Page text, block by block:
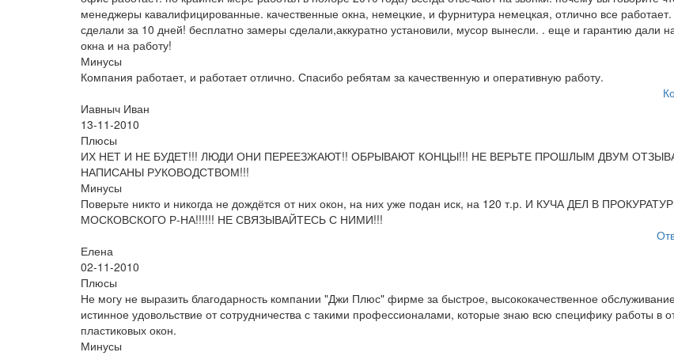
менеджеры кавалифицированные. качественные окна, немецкие, и фурнитура немецкая, отлично все
сделали за 10 дней! бесплатно замеры сделали,аккуратно установили, мусор вынесли. . еще и гарантию дали
окна и на работу!
Минусы
Компания работает, и работает отлично. Спасибо ребятам за качественную и оперативную работу.
Иавныч Иван
13-11-2010
Плюсы
ИХ НЕТ И НЕ БУДЕТ!!! ЛЮДИ ОНИ ПЕРЕЕЗЖАЮТ!! ОБРЫВАЮТ КОНЦЫ!!! НЕ ВЕРЬТЕ ПРОШЛЫМ ДВУМ
НАПИСАНЫ РУКОВОДСТВОМ!!!
Минусы
Поверьте никто и никогда не дождётся от них окон, на них уже подан иск, на 120 т.р. И КУЧА ДЕЛ В
МОСКОВСКОГО Р-НА!!!!!! НЕ СВЯЗЫВАЙТЕСЬ С НИМИ!!!
Елена
02-11-2010
Плюсы
Не могу не выразить благодарность компании "Джи Плюс" фирме за быстрое, высококачественное
истинное удовольствие от сотрудничества с такими профессионалами, которые знаю всю специфику работы в
пластиковых окон.
Минусы